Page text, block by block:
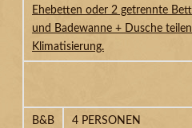
Ehebetten oder 2 getrennte
und Badewanne + Dusche
Klimatisierung.
B&B 4 PERSONEN